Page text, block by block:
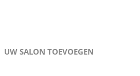
UW SALON TOEVOEGEN